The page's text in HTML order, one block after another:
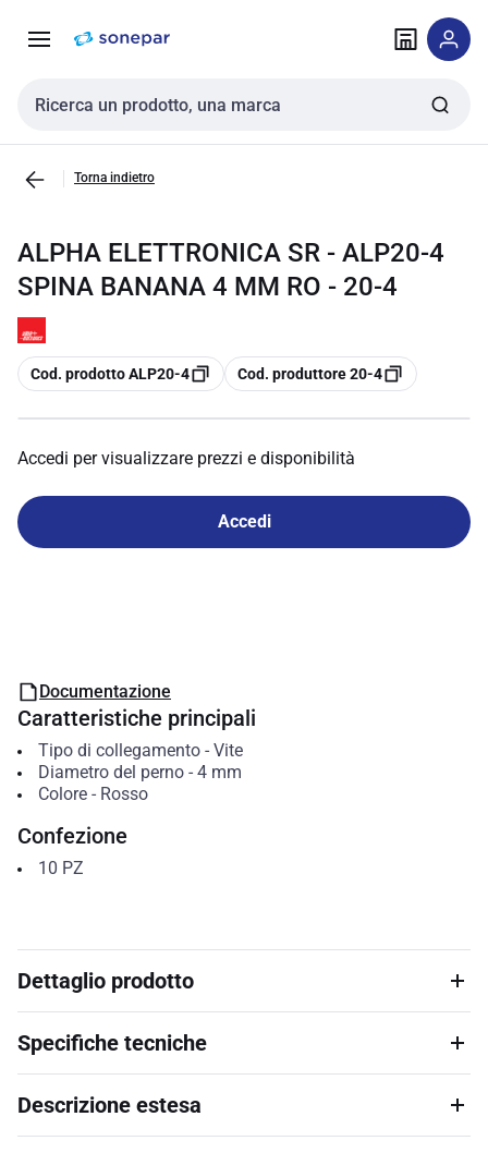
navigazione alla
Cerca input
Torna indietro
ALPHA ELETTRONICA SR - ALP20-4
SPINA BANANA 4 MM RO - 20-4
copia
Cod. prodotto ALP20-4 copia
Cod. produttore 20-4
Accedi per visualizzare prezzi e disponibilità
Accedi
Documentazione
Caratteristiche principali
Tipo di collegamento- Vite
Diametro del perno- 4 mm
Colore- Rosso
Confezione
10 PZ
Dettaglio prodotto
Specifiche tecniche
Descrizione estesa